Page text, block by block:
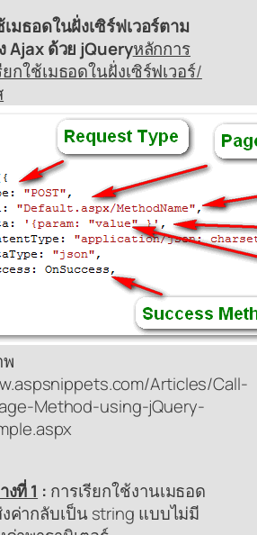
เมธอดในฝั่งเซิร์ฟเวอร์ตาม
Ajax ด้วย jQueryหลักการ
ยกใช้เมธอดในฝั่งเซิร์ฟเวอร์/
Articles/Call-
Method-using-jQuery-
งที่ 1 : การเรียกใช้งานเมธอด
ค่ากลับเป็น string แบบไม่มี